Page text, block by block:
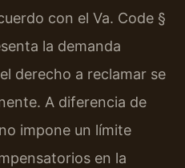
con el Va. Code §
la demanda
derecho a reclamar se
A diferencia de
impone un límite
en la